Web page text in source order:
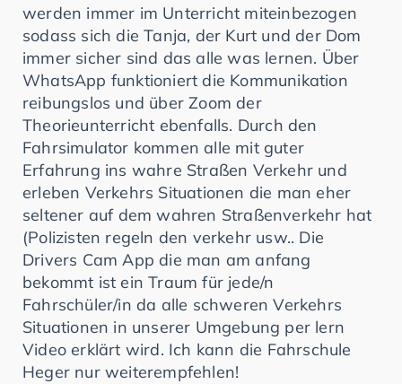
werden immer im Unterricht miteinbezogen
sodass sich die Tanja, der Kurt und der Dom
immer sicher sind das alle was lernen. Über
WhatsApp funktioniert die Kommunikation
reibungslos und über Zoom der
Theorieunterricht ebenfalls. Durch den
Fahrsimulator kommen alle mit guter
Erfahrung ins wahre Straßen Verkehr und
erleben Verkehrs Situationen die man eher
seltener auf dem wahren Straßenverkehr hat
(Polizisten regeln den verkehr usw.. Die
Drivers Cam App die man am anfang
bekommt ist ein Traum für jede/n
Fahrschüler/in da alle schweren Verkehrs
Situationen in unserer Umgebung per lern
Video erklärt wird. Ich kann die Fahrschule
Heger nur weiterempfehlen!